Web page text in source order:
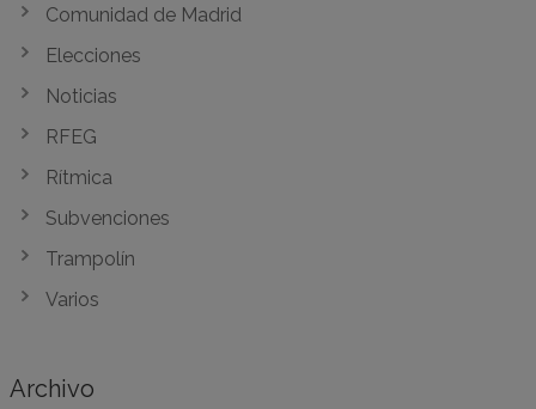
Comunidad de Madrid
Elecciones
Noticias
RFEG
Rítmica
Subvenciones
Trampolín
Varios
Archivo